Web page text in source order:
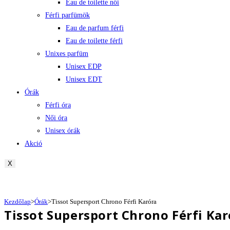
Eau de toilette női
Férfi parfümök
Eau de parfum férfi
Eau de toilette férfi
Unixes parfüm
Unisex EDP
Unisex EDT
Órák
Férfi óra
Női óra
Unisex órák
Akció
X
Kezdőlap>Órák>Tissot Supersport Chrono Férfi Karóra
Tissot Supersport Chrono Férfi